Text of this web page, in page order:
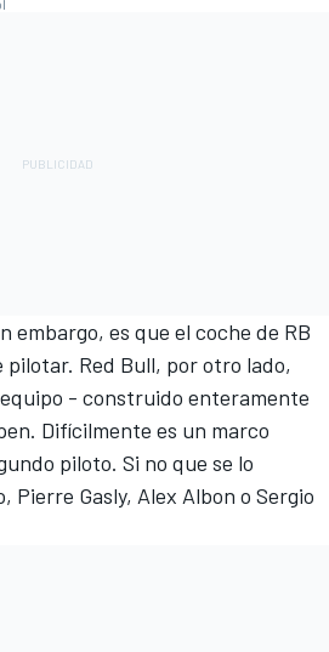
embargo, es que el coche de RB
pilotar. Red Bull, por otro lado,
- construido enteramente
Difícilmente es un marco
piloto. Si no que se lo
Pierre Gasly, Alex Albon o Sergio